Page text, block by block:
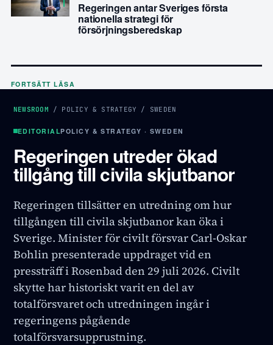
Regeringen antar Sveriges första
nationella strategi för
försörjningsberedskap
FORTSÄTT LÄSA
NEWSROOM / POLICY & STRATEGY / SWEDEN
EDITORIALPOLICY & STRATEGY · SWEDEN
Regeringen utreder ökad
tillgång till civila skjutbanor
Regeringen tillsätter en utredning om hur
tillgången till civila skjutbanor kan öka i
Sverige. Minister för civilt försvar Carl-Oskar
Bohlin presenterade uppdraget vid en
pressträff i Rosenbad den 29 juli 2026. Civilt
skytte har historiskt varit en del av
totalförsvaret och utredningen ingår i
regeringens pågående
totalförsvarsupprustning.